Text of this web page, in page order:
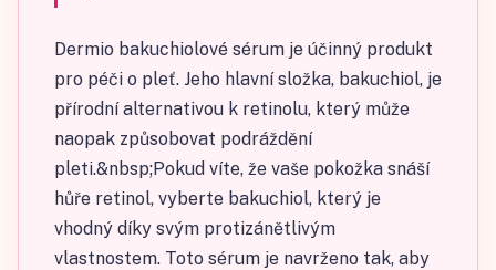
Dermio bakuchiolové sérum je účinný produkt
pro péči o pleť. Jeho hlavní složka, bakuchiol, je
přírodní alternativou k retinolu, který může
naopak způsobovat podráždění
pleti.&nbsp;Pokud víte, že vaše pokožka snáší
hůře retinol, vyberte bakuchiol, který je
vhodný díky svým protizánětlivým
vlastnostem. Toto sérum je navrženo tak, aby